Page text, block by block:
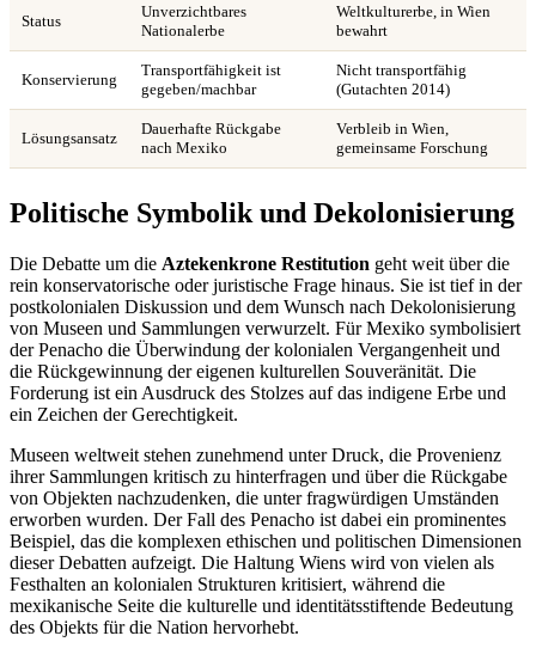
Status
Unverzichtbares
Nationalerbe
Weltkulturerbe, in Wien
bewahrt
Konservierung
Transportfähigkeit ist
gegeben/machbar
Nicht transportfähig
(Gutachten 2014)
Lösungsansatz
Dauerhafte Rückgabe
nach Mexiko
Verbleib in Wien,
gemeinsame Forschung
Politische Symbolik und Dekolonisierung
Die Debatte um die Aztekenkrone Restitution geht weit über die
rein konservatorische oder juristische Frage hinaus. Sie ist tief in der
postkolonialen Diskussion und dem Wunsch nach Dekolonisierung
von Museen und Sammlungen verwurzelt. Für Mexiko symbolisiert
der Penacho die Überwindung der kolonialen Vergangenheit und
die Rückgewinnung der eigenen kulturellen Souveränität. Die
Forderung ist ein Ausdruck des Stolzes auf das indigene Erbe und
ein Zeichen der Gerechtigkeit.
Museen weltweit stehen zunehmend unter Druck, die Provenienz
ihrer Sammlungen kritisch zu hinterfragen und über die Rückgabe
von Objekten nachzudenken, die unter fragwürdigen Umständen
erworben wurden. Der Fall des Penacho ist dabei ein prominentes
Beispiel, das die komplexen ethischen und politischen Dimensionen
dieser Debatten aufzeigt. Die Haltung Wiens wird von vielen als
Festhalten an kolonialen Strukturen kritisiert, während die
mexikanische Seite die kulturelle und identitätsstiftende Bedeutung
des Objekts für die Nation hervorhebt.